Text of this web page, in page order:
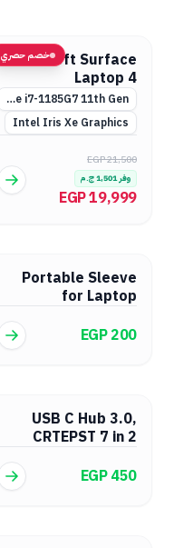
خصم حصري
Microsoft Surface
Laptop 4
Intel Core i7-1185G7 11th Gen
Intel Iris Xe Graphics
EGP 21,500
وفر1,501ج.م
EGP 19,999
Portable Sleeve
for Laptop
EGP 200
USB C Hub 3.0,
CRTEPST 7 in 2
Adapter
EGP 450